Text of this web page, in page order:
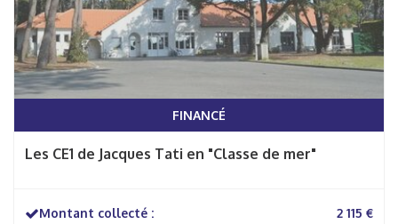
FINANCÉ
Les CE1 de Jacques Tati en "Classe de mer"
Montant collecté : 2 115 €